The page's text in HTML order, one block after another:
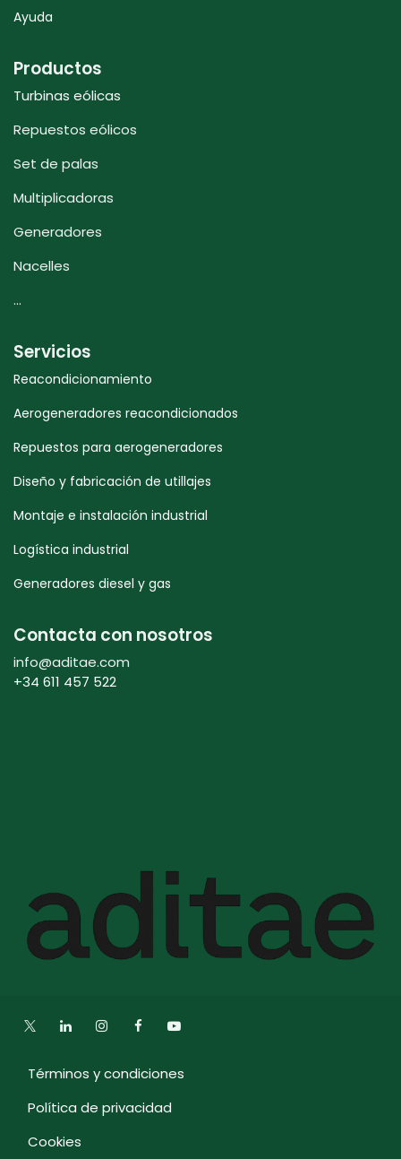
Ayuda
Productos
Turbinas eólicas
Repuestos eólicos
Set de palas
Multiplicadoras
Generadores
Nacelles
...
Servicios
Reacondicionamiento
Aerogeneradores reacondicionados
Repuestos para aerogeneradores
Diseño y fabricación de utillajes
Montaje e instalación industrial
Logística industrial
Generadores diesel y gas
Contacta con nosotros
info@aditae.com
+34 611 457 522
Términos y condiciones
Política de privacidad
Cookies